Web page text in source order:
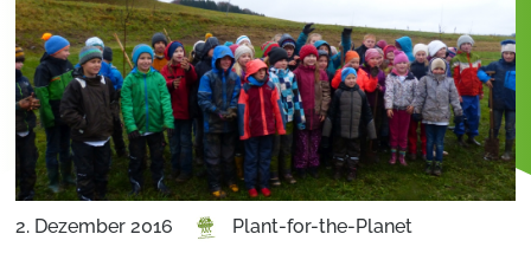
2. Dezember 2016 Plant-for-the-Planet